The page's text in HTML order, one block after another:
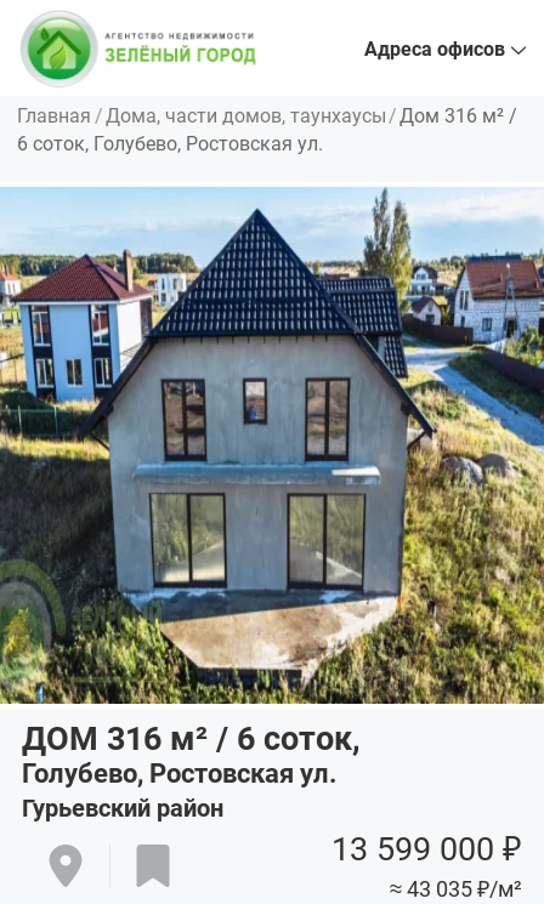
Адреса офисов
Главная Дома, части домов, таунхаусы
Дом 316 м² /
6 соток, Голубево, Ростовская ул.
ДОМ 316 м²/ 6 соток,
Голубево, Ростовская ул.
Гурьевский район
13 599 000 ₽
≈ 43 035 ₽/м²